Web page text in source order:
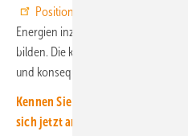
Positionspapier
Energien inzwischen das
bilden. Die kommende EEG-Novelle
und konsequent weiterentwickeln.
Kennen Sie schon unseren
sich jetzt an, damit Sie immer gut